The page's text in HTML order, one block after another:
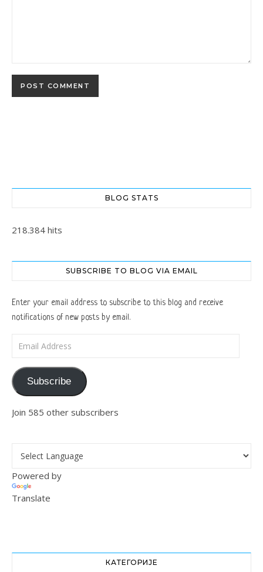
BLOG STATS
218.384 hits
SUBSCRIBE TO BLOG VIA EMAIL
Enter your email address to subscribe to this blog and receive
notifications of new posts by email.
Subscribe
Join 585 other subscribers
Powered by
Translate
КАТЕГОРИЈЕ